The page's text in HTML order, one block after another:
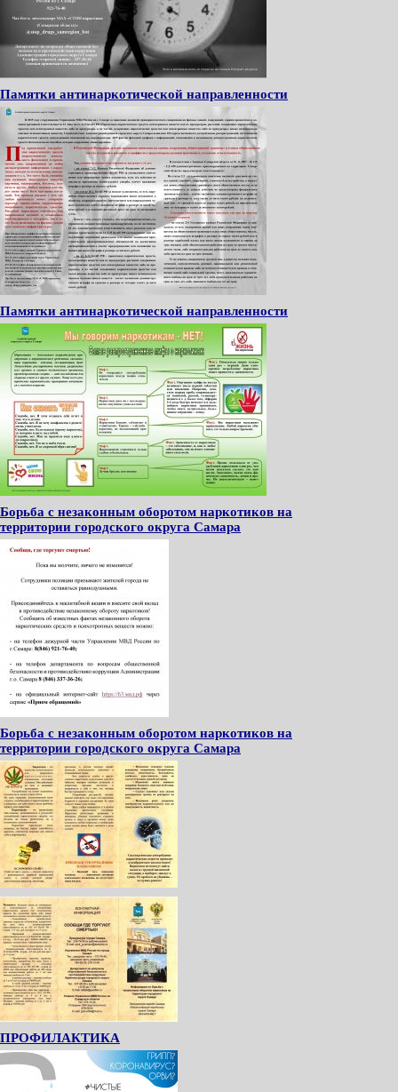
Памятки антинаркотической направленности
Памятки антинаркотической направленности
Борьба с незаконным оборотом наркотиков на
территории городского округа Самара
Борьба с незаконным оборотом наркотиков на
территории городского округа Самара
ПРОФИЛАКТИКА